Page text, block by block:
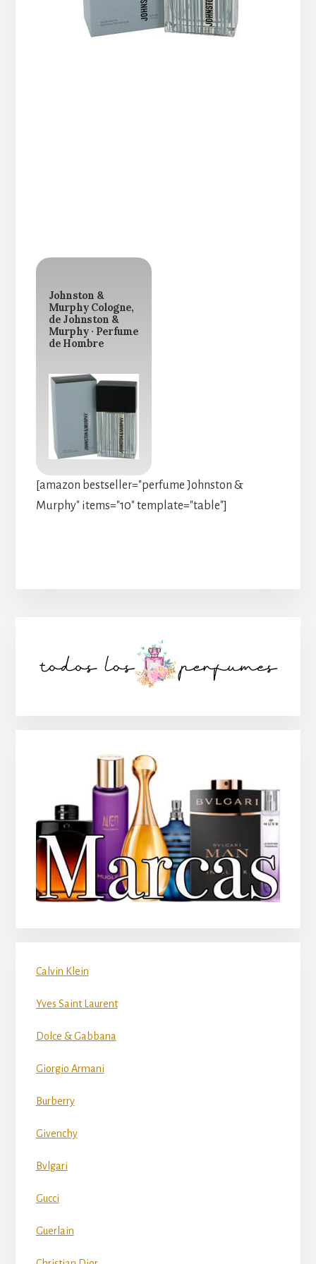
Johnston &
Murphy Cologne,
de Johnston &
Murphy · Perfume
de Hombre
[amazon bestseller="perfume Johnston &
Murphy" items="10" template="table"]
lateral
Calvin Klein
Yves Saint Laurent
Dolce & Gabbana
Giorgio Armani
Burberry
Givenchy
Bvlgari
Gucci
Guerlain